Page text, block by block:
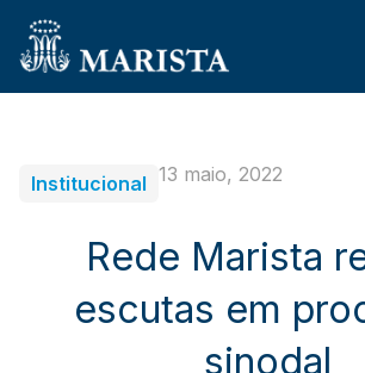
Institucional 13 maio, 2022
Rede Marista
escutas em
sinodal